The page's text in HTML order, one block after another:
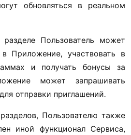
обновляться в реальном
Пользователь может
Приложение, участвовать в
и получать бонусы за
может запрашивать
отправки приглашений.
Пользователю также
иной функционал Сервиса,